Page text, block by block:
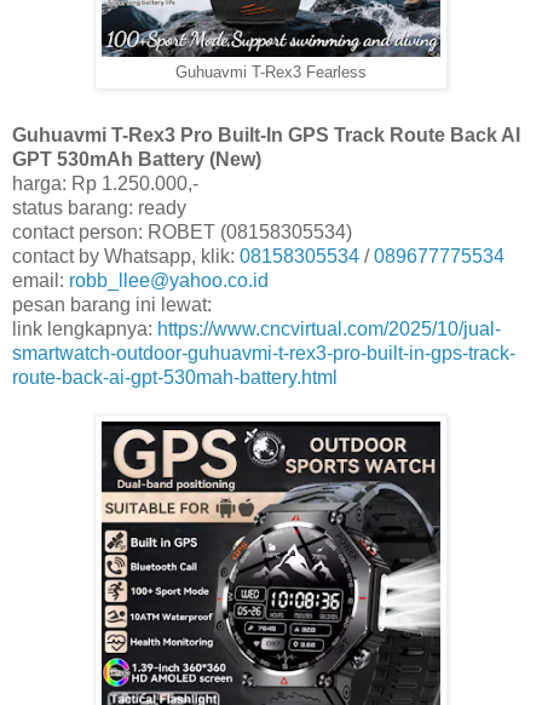
Guhuavmi T-Rex3 Fearless
Guhuavmi T-Rex3 Pro Built-In GPS Track Route Back AI
GPT 530mAh Battery (New)
harga: Rp 1.250.000,-
status barang: ready
contact person: ROBET (08158305534)
contact by Whatsapp, klik: 08158305534 /089677775534
email: robb_llee@yahoo.co.id
pesan barang ini lewat:
link lengkapnya: https://www.cncvirtual.com/2025/10/jual-
smartwatch-outdoor-guhuavmi-t-rex3-pro-built-in-gps-track-
route-back-ai-gpt-530mah-battery.html